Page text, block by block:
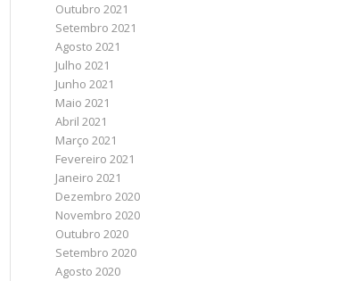
Outubro 2021
Setembro 2021
Agosto 2021
Julho 2021
Junho 2021
Maio 2021
Abril 2021
Março 2021
Fevereiro 2021
Janeiro 2021
Dezembro 2020
Novembro 2020
Outubro 2020
Setembro 2020
Agosto 2020